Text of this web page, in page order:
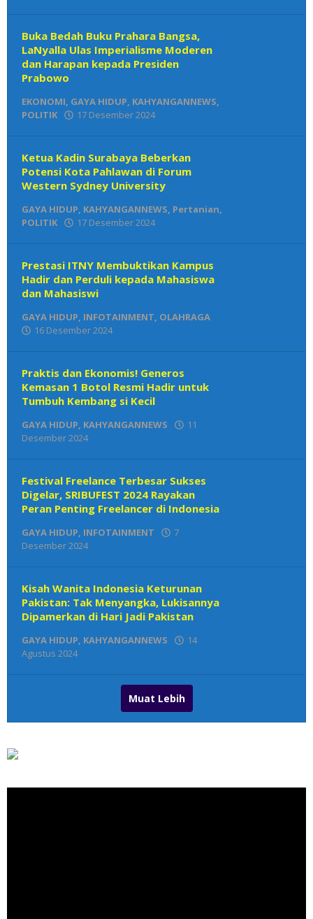
Buka Bedah Buku Prahara Bangsa,
LaNyalla Ulas Imperialisme Moderen
dan Harapan kepada Presiden
Prabowo
EKONOMI, GAYA HIDUP, KAHYANGANNEWS,
POLITIK
17 Desember 2024
Ketua Kadin Surabaya Beberkan
Potensi Kota Pahlawan di Forum
Western Sydney University
GAYA HIDUP, KAHYANGANNEWS, Pertanian,
POLITIK
17 Desember 2024
Prestasi ITNY Membuktikan Kampus
Hadir dan Perduli kepada Mahasiswa
dan Mahasiswi
GAYA HIDUP, INFOTAINMENT, OLAHRAGA
16 Desember 2024
Praktis dan Ekonomis! Generos
Kemasan 1 Botol Resmi Hadir untuk
Tumbuh Kembang si Kecil
GAYA HIDUP, KAHYANGANNEWS
11
Desember 2024
Festival Freelance Terbesar Sukses
Digelar, SRIBUFEST 2024 Rayakan
Peran Penting Freelancer di Indonesia
GAYA HIDUP, INFOTAINMENT
7
Desember 2024
Kisah Wanita Indonesia Keturunan
Pakistan: Tak Menyangka, Lukisannya
Dipamerkan di Hari Jadi Pakistan
GAYA HIDUP, KAHYANGANNEWS
14
Agustus 2024
Muat Lebih